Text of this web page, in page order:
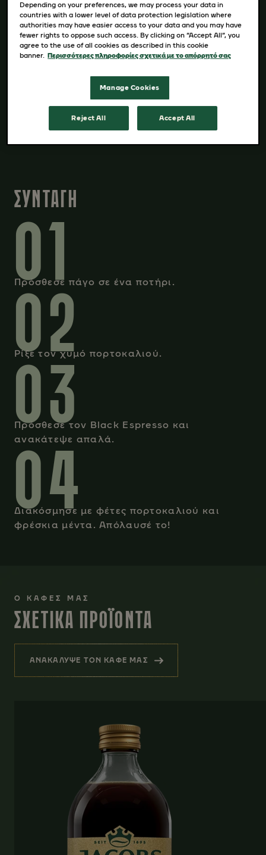
Υλικά
30 ml Black Espresso
150 ml χυμός πορτοκαλιού
Φέτα πορτοκαλιού για γαρνιτούρα
Μέντα
ΣΥΝΤΑΓΗ
01
Πρόσθεσε πάγο σε ένα ποτήρι.
02
Ρίξε τον χυμό πορτοκαλιού.
03
Πρόσθεσε τον Black Espresso και
ανακάτεψε απαλά.
04
Διακόσμησε με φέτες πορτοκαλιού και
φρέσκια μέντα. Απόλαυσέ το!
Ο ΚΑΦΕΣ ΜΑΣ
ΣΧΕΤΙΚΑ ΠΡΟΪΟΝΤΑ
ΑΝΑΚΑΛΥΨΕ ΤΟΝ ΚΑΦΕ ΜΑΣ
(ΣΧΕΤΙΚΑ ΠΡΟΪΟΝΤΑ)
Depending on your preferences, we may process your data in
countries with a lower level of data protection legislation where
authorities may have easier access to your data and you may have
fewer rights to oppose such access. By clicking on “Accept All”, you
agree to the use of all cookies as described in this cookie
banner. Περισσότερες πληροφορίες σχετικά με το απόρρητό σας
Manage Cookies
Reject All Accept All